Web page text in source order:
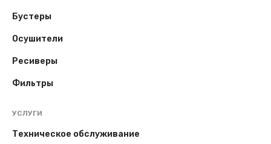
Бустеры
Осушители
Ресиверы
Фильтры
УСЛУГИ
Техническое обслуживание